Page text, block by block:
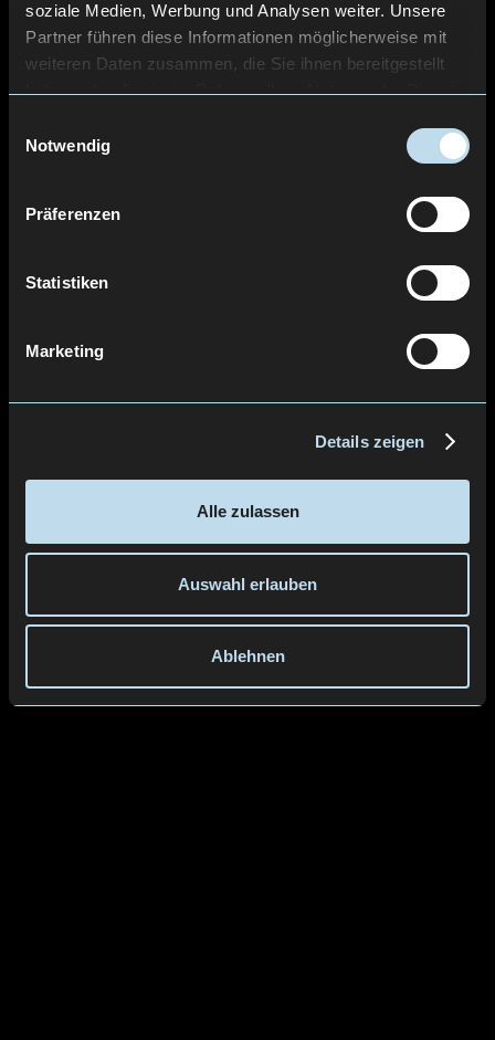
soziale Medien, Werbung und Analysen weiter. Unsere
Partner führen diese Informationen möglicherweise mit
weiteren Daten zusammen, die Sie ihnen bereitgestellt
haben oder die sie im Rahmen Ihrer Nutzung der Dienste
Notwendig
Präferenzen
Statistiken
Marketing
Details zeigen
Alle zulassen
Auswahl erlauben
Ablehnen